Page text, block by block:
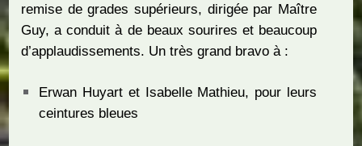
remise de grades supérieurs, dirigée par Maître
Guy, a conduit à de beaux sourires et beaucoup
d’applaudissements. Un très grand bravo à :
Erwan Huyart et Isabelle Mathieu, pour leurs
ceintures bleues